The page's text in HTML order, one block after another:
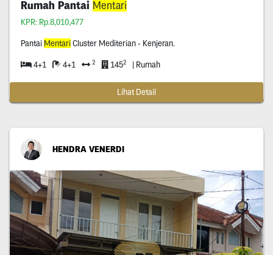
Rumah Pantai Mentari
KPR: Rp.8,010,477
Pantai MentariCluster Mediterian - Kenjeran.
4+1 4+1 2 1452 | Rumah
Lihat Detail
HENDRA VENERDI